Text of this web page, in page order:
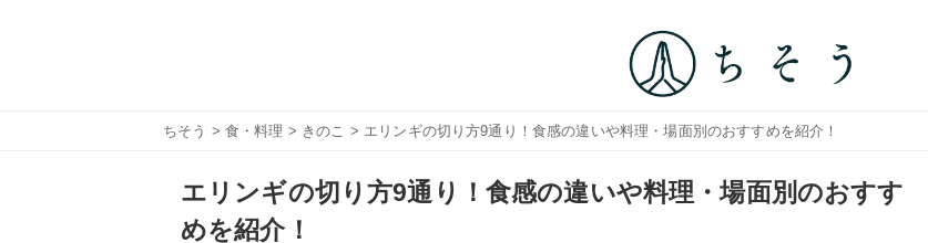
ちそう > 食・料理 > きのこ > エリンギの切り方9通り！食感の違いや料理・場面別のおすすめを紹介！
エリンギの切り方9通り！食感の違いや料理・場面別のおすす
めを紹介！